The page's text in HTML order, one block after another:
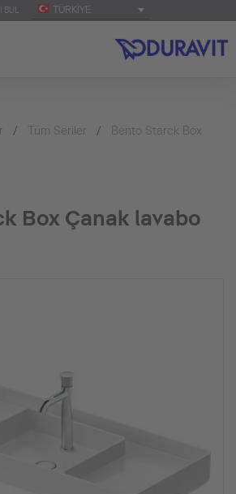
BUL TÜRKIYE
Tüm Seriler
Bento Starck Box
Box Çanak lavabo